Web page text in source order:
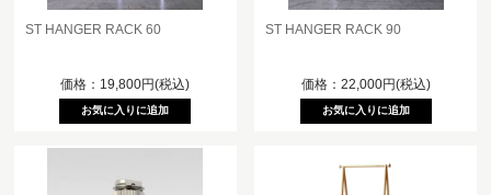
ST HANGER RACK 60
価格：19,800円(税込)
ST HANGER RACK 90
価格：22,000円(税込)